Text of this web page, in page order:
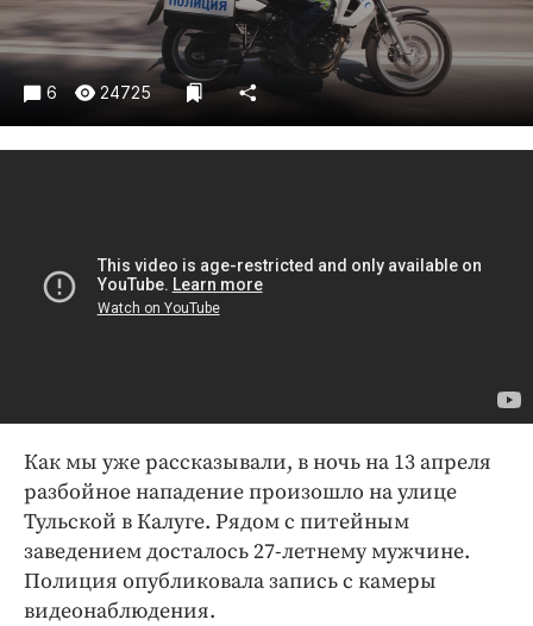
Происшествия
Спорт
Экономика и бизнес
ПРОЕКТЫ
Медиаперсона
Интересное чтиво
Работодатель года
6 24725
Как мы уже рассказывали, в ночь на 13 апреля
разбойное нападение произошло на улице
Тульской в Калуге. Рядом с питейным
заведением досталось 27-летнему мужчине.
Полиция опубликовала запись с камеры
видеонаблюдения.